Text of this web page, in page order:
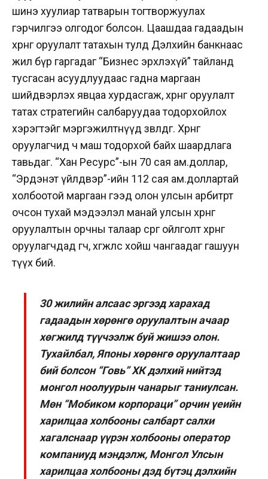
шинэ хуулиар татварын тогтворжуулах
гэрчилгээ олгодог болсон. Цаашдаа гадаадын
хөрөнгө оруулалт татахын тулд Дэлхийн банкнаас
жил бүр гаргадаг “Бизнес эрхлэхүй” тайланд
тусгасан асуудлуудаас гадна маргаан
шийдвэрлэх явцаа хурдасгаж, хөрөнгө оруулалт
татах стратегийн салбаруудаа тодорхойлох
хэрэгтэйг мэргэжилтнүүд зөвлөдөг. Хөрөнгө
оруулагчид ч маш тодорхой байх шаардлага
тавьдаг. “Хан Ресурс”-ын 70 сая ам.доллар,
“Эрдэнэт үйлдвэр”-ийн 112 сая ам.доллартай
холбоотой маргаан гээд олон улсын арбитрт
очсон тухай мэдээлэл манай улсын хөрөнгө
оруулалтын орчны талаар сөрөг ойлголт хөрөнгө
оруулагчдад өгч, хөгжлөөс хойш чангаадаг гашуун
түүх бий.
30 жилийн алсаас эргээд харахад
гадаадын хөрөнгө оруулалтын ачаар
хөгжилд түүчээлж буй жишээ олон.
Тухайлбал, Японы хөрөнгө оруулалтаар
бий болсон “Говь” ХК дэлхий нийтэд
монгол ноолуурын чанарыг таниулсан.
Мөн “Мобиком корпораци” орчин үеийн
харилцаа холбооны салбарт салхи
хагалснаар үүрэн холбооны оператор
компаниуд мэндэлж, Монгол Улсын
харилцаа холбооны дэд бүтэц дэлхийн